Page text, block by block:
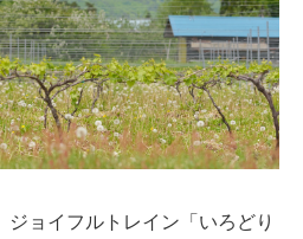
ョイフルトレイン「いろどり